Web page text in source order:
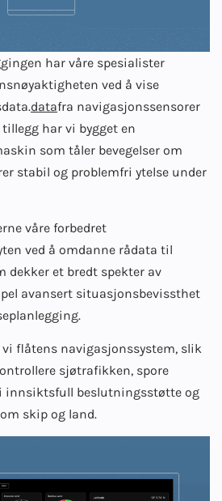
har våre spesialister
ved å vise
datafra navigasjonssensorer
har vi bygget en
som tåler bevegelser om
stabil og problemfri ytelse under
våre forbedret
ved å omdanne rådata til
dekker et bredt spekter av
avansert situasjonsbevissthet
flåtens navigasjonssystem, slik
sjøtrafikken, spore
innsiktsfull beslutningsstøtte og
skip og land.